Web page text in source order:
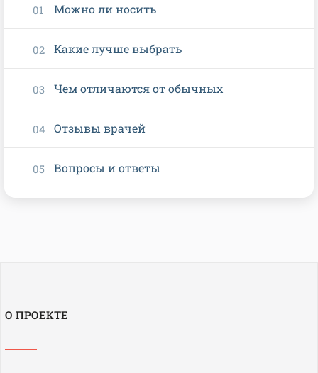
Можно ли носить
Какие лучше выбрать
Чем отличаются от обычных
Отзывы врачей
Вопросы и ответы
О ПРОЕКТЕ